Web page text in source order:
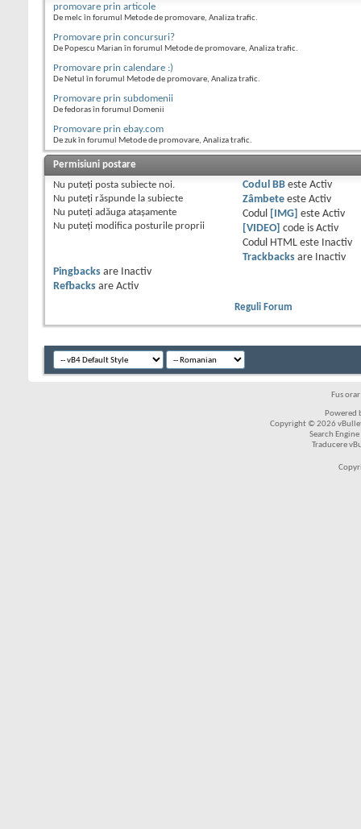
promovare prin articole
De melc în forumul Metode de promovare, Analiza trafic.
Promovare prin concursuri?
De Popescu Marian în forumul Metode de promovare, Analiza trafic.
Promovare prin calendare :)
De Netul în forumul Metode de promovare, Analiza trafic.
Promovare prin subdomenii
De fedoras în forumul Domenii
Promovare prin ebay.com
De zuk în forumul Metode de promovare, Analiza trafic.
Permisiuni postare
Nu puteţi posta subiecte noi.
Nu puteţi răspunde la subiecte
Nu puteţi adăuga ataşamente
Nu puteţi modifica posturile proprii
Codul BBeste Activ
Zâmbeteeste Activ
Codul
[IMG] este Activ
[VIDEO] code is Activ
Codul HTML este
Inactiv
Trackbacksare
Inactiv
Pingbacks are
Inactiv
Refbacks are Activ
Reguli Forum
Fus
Powered
Copyright © 2026
Search
Traducere